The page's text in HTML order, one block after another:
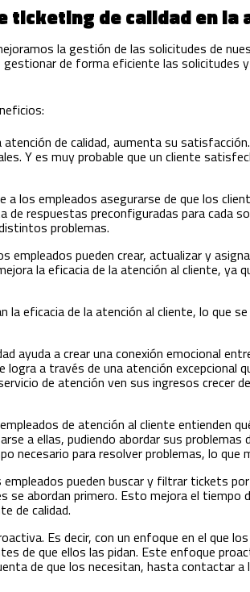
ticketing de calidad en la
la gestión de las solicitudes de
de forma eficiente las solicitudes
atención de calidad, aumenta su
Y es muy probable que un cliente
a los empleados asegurarse de que los
respuestas preconfiguradas para cada
problemas.
empleados pueden crear, actualizar y
la eficacia de la atención al cliente, ya
la eficacia de la atención al cliente, lo que
ayuda a crear una conexión emocional
a través de una atención excepcional
de atención ven sus ingresos crecer
de atención al cliente entienden
a ellas, pudiendo abordar sus problemas
necesario para resolver problemas, lo que
empleados pueden buscar y filtrar tickets
se abordan primero. Esto mejora el tiempo
de calidad.
Es decir, con un enfoque en el que
de que ellos las pidan. Este enfoque
de que los necesitan, hasta contactar